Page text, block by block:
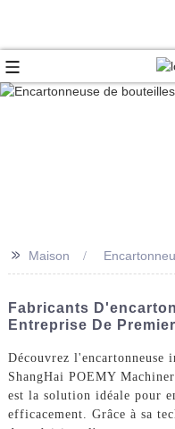
+86
>> Maison
Fabricants
Entreprise De
Découvrez l'encartonneuse
ShangHai POEMY
est la solution idéale pour
efficacement. Grâce à sa